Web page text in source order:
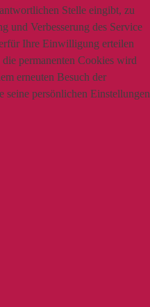
Stelle eingibt, zu
und Verbesserung des Service
Ihre Einwilligung erteilen
permanenten Cookies wird
erneuten Besuch der
seine persönlichen Einstellungen